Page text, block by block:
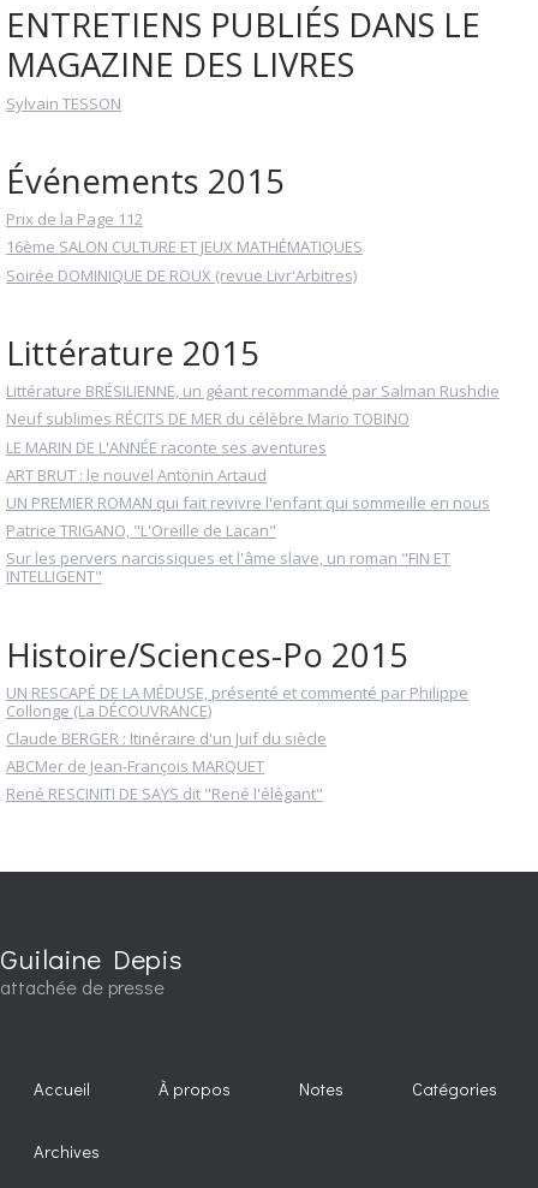
ENTRETIENS PUBLIÉS DANS LE
MAGAZINE DES LIVRES
Sylvain TESSON
Événements 2015
Prix de la Page 112
16ème SALON CULTURE ET JEUX MATHÉMATIQUES
Soirée DOMINIQUE DE ROUX (revue Livr'Arbitres)
Littérature 2015
Littérature BRÉSILIENNE, un géant recommandé par Salman Rushdie
Neuf sublimes RÉCITS DE MER du célèbre Mario TOBINO
LE MARIN DE L'ANNÉE raconte ses aventures
ART BRUT : le nouvel Antonin Artaud
UN PREMIER ROMAN qui fait revivre l'enfant qui sommeille en nous
Patrice TRIGANO, "L'Oreille de Lacan"
Sur les pervers narcissiques et l'âme slave, un roman "FIN ET
INTELLIGENT"
Histoire/Sciences-Po 2015
UN RESCAPÉ DE LA MÉDUSE, présenté et commenté par Philippe
Collonge (La DÉCOUVRANCE)
Claude BERGER : Itinéraire d'un Juif du siècle
ABCMer de Jean-François MARQUET
René RESCINITI DE SAYS dit "René l'élégant"
Guilaine Depis
attachée de presse
Accueil À propos Notes Catégories
Archives